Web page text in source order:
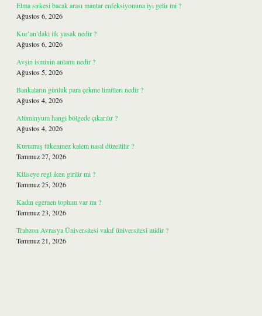
Elma sirkesi bacak arası mantar enfeksiyonuna iyi gelir mi ?
Ağustos 6, 2026
Kur’an’daki ilk yasak nedir ?
Ağustos 6, 2026
Avşin isminin anlamı nedir ?
Ağustos 5, 2026
Bankaların günlük para çekme limitleri nedir ?
Ağustos 4, 2026
Alüminyum hangi bölgede çıkarılır ?
Ağustos 4, 2026
Kurumuş tükenmez kalem nasıl düzeltilir ?
Temmuz 27, 2026
Kiliseye regl iken girilir mi ?
Temmuz 25, 2026
Kadın egemen toplum var mı ?
Temmuz 23, 2026
Trabzon Avrasya Üniversitesi vakıf üniversitesi midir ?
Temmuz 21, 2026